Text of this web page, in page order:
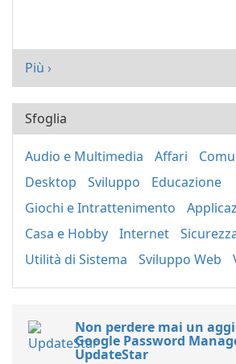
Più ›
Sfoglia
Audio e Multimedia Affari
Desktop
Sviluppo
Educazione
Giochi e Intrattenimento
Casa e Hobby
Internet
Utilità di Sistema
Sviluppo Web
Non perdere mai un
Google Password
UpdateStar